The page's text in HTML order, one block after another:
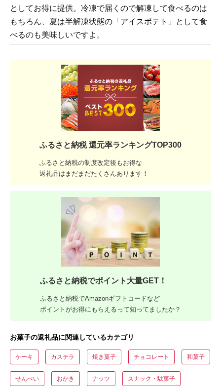
としてお得に提供。冷凍で届くので解凍して食べるのは
もちろん、夏は半解凍状態の「アイスポテト」として食
べるのも美味しいですよ。
ふるさと納税 還元率ランキングTOP300
ふるさと納税の制度改定後もお得な
返礼品はまだまだたくさんあります！
ふるさと納税でポイント大量GET！
ふるさと納税でAmazonギフトコードなど
ポイントがお得にもらえるって知ってましたか？
お菓子の返礼品に関連しているカテゴリ
ケーキ カステラ 焼き菓子 チョコレート 和菓子
せんべい おかき ナッツ スナック・駄菓子